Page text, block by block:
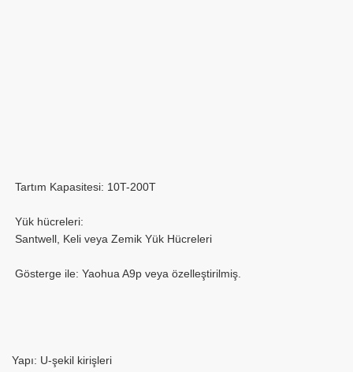
Tartım Kapasitesi: 10T-200T
Yük hücreleri:
Santwell, Keli veya Zemik Yük Hücreleri
Gösterge ile: Yaohua A9p veya özelleştirilmiş.
Yapı: U-şekil kirişleri